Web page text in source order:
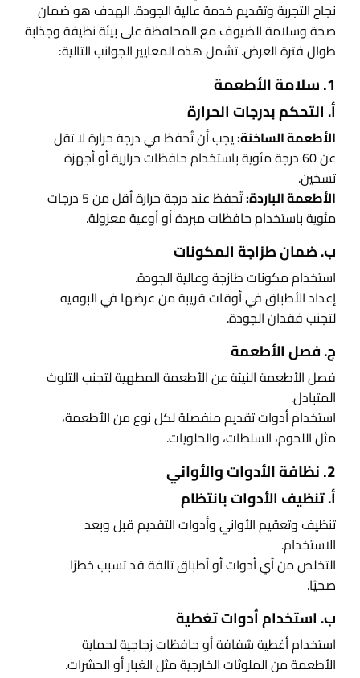
نجاح التجربة وتقديم خدمة عالية الجودة. الهدف هو ضمان
صحة وسلامة الضيوف مع المحافظة على بيئة نظيفة وجذابة
طوال فترة العرض. تشمل هذه المعايير الجوانب التالية:
1. سلامة الأطعمة
أ. التحكم بدرجات الحرارة
الأطعمة الساخنة:يجب أن تُحفظ في درجة حرارة لا تقل
عن 60 درجة مئوية باستخدام حافظات حرارية أو أجهزة
تسخين.
الأطعمة الباردة:
تُحفظ عند درجة حرارة أقل من 5 درجات
مئوية باستخدام حافظات مبردة أو أوعية معزولة.
ب. ضمان طزاجة المكونات
استخدام مكونات طازجة وعالية الجودة.
إعداد الأطباق في أوقات قريبة من عرضها في البوفيه
لتجنب فقدان الجودة.
ج. فصل الأطعمة
فصل الأطعمة النيئة عن الأطعمة المطهية لتجنب التلوث
المتبادل.
استخدام أدوات تقديم منفصلة لكل نوع من الأطعمة،
مثل اللحوم، السلطات، والحلويات.
2. نظافة الأدوات والأواني
أ. تنظيف الأدوات بانتظام
تنظيف وتعقيم الأواني وأدوات التقديم قبل وبعد
الاستخدام.
التخلص من أي أدوات أو أطباق تالفة قد تسبب خطرًا
صحيًا.
ب. استخدام أدوات تغطية
استخدام أغطية شفافة أو حافظات زجاجية لحماية
الأطعمة من الملوثات الخارجية مثل الغبار أو الحشرات.